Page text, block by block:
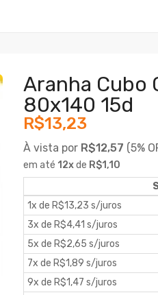
Aranha Cubo
80x140 15d
R$13,23
À vista por R$12,57 (5%
em até 12xde R$1,10
1x de R$13,23 s/juros
3x de R$4,41 s/juros
5x de R$2,65 s/juros
7x de R$1,89 s/juros
9x de R$1,47 s/juros